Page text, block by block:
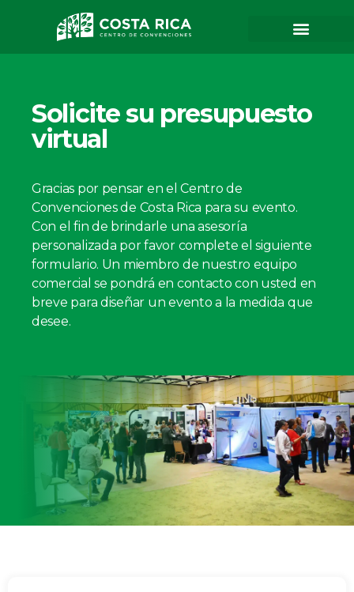
Solicite su presupuesto
virtual
Gracias por pensar en el Centro de
Convenciones de Costa Rica para su evento.
Con el fin de brindarle una asesoría
personalizada por favor complete el siguiente
formulario. Un miembro de nuestro equipo
comercial se pondrá en contacto con usted en
breve para diseñar un evento a la medida que
desee.